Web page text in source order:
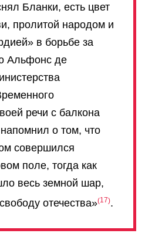
Бланки, есть цвет
пролитой народом и
в борьбе за
Альфонс де
речи с балкона
о том, что
совершился
поле, тогда как
весь земной шар,
отечества» 17 .